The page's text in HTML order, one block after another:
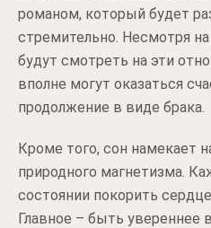
романом, который будет
стремительно. Несмотря
будут смотреть на эти
вполне могут оказаться
продолжение в виде брака.
Кроме того, сон намекает
природного магнетизма.
состоянии покорить
Главное – быть увереннее